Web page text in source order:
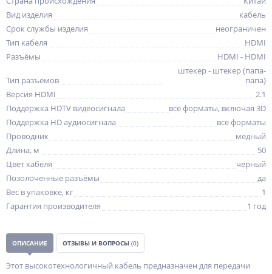
Вид изделия
кабель
Срок службы изделия
неограничен
Тип кабеля
HDMI
Разъёмы
HDMI - HDMI
Тип разъёмов
штекер - штекер (папа-
папа)
Версия HDMI
2.1
Поддержка HDTV видеосигнала
все форматы, включая 3D
Поддержка HD аудиосигнала
все форматы
Проводник
медный
Длина, м
50
Цвет кабеля
черный
Позолоченные разъёмы
да
Вес в упаковке, кг
1
Гарантия производителя
1 год
ОПИСАНИЕ ОТЗЫВЫ И ВОПРОСЫ (0)
Этот высокотехнологичный кабель предназначен для передачи